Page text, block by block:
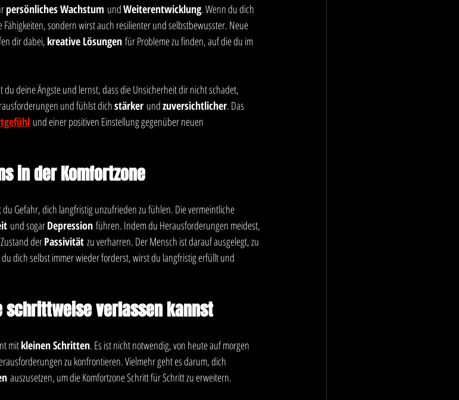
persönliches Wachstum und Weiterentwicklung. Wenn du dich
sondern wirst auch resilienter und selbstbewusster. Neue
dir dabei, kreative Lösungen für Probleme zu finden, auf die du im
deine Ängste und lernst, dass die Unsicherheit dir nicht schadet,
und fühlst dich stärker und zuversichtlicher. Das
und einer positiven Einstellung gegenüber neuen
in der Komfortzone
Gefahr, dich langfristig unzufrieden zu fühlen. Die vermeintliche
und sogar Depression führen. Indem du Herausforderungen meidest,
der Passivität zu verharren. Der Mensch ist darauf ausgelegt, zu
dich selbst immer wieder forderst, wirst du langfristig erfüllt und
schrittweise verlassen kannst
mit kleinen Schritten. Es ist nicht notwendig, von heute auf morgen
zu konfrontieren. Vielmehr geht es darum, dich
auszusetzen, um die Komfortzone Schritt für Schritt zu erweitern.